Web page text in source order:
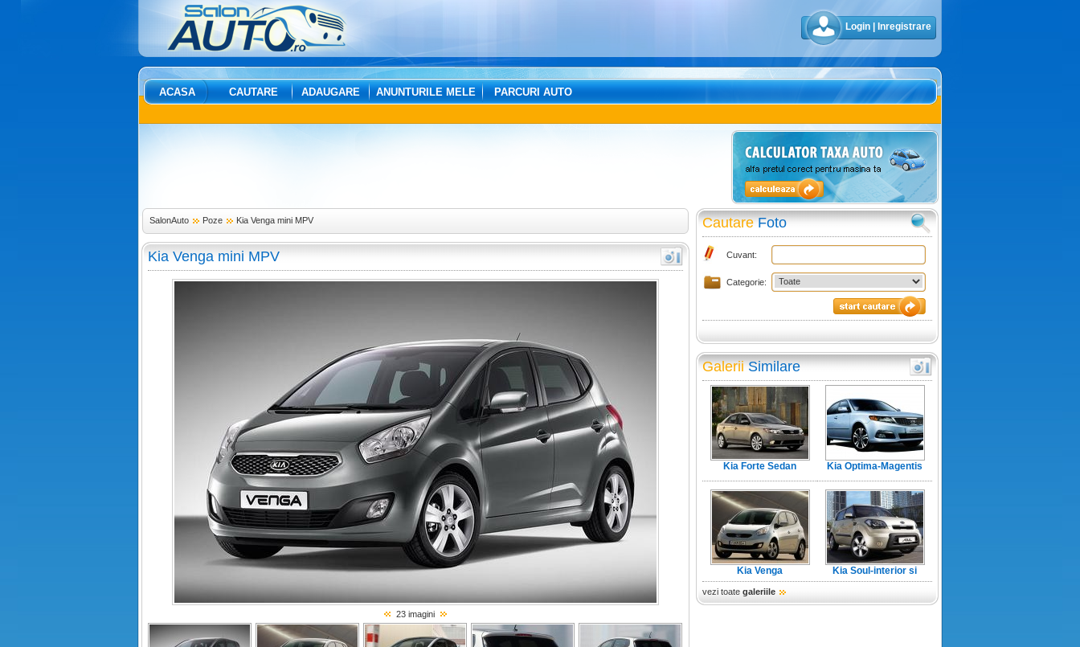
Login Inregistrare
ACASA CAUTARE ADAUGARE ANUNTURILE MELE PARCURI AUTO
SalonAuto Poze Kia Venga mini MPV
Kia Venga mini MPV
23 imagini
CautareFoto
Cuvant:
Categorie:
GaleriiSimilare
Kia Forte Sedan Kia Optima-Magentis
Kia Venga
Kia Soul-interior si
exterior
vezi toate galeriile